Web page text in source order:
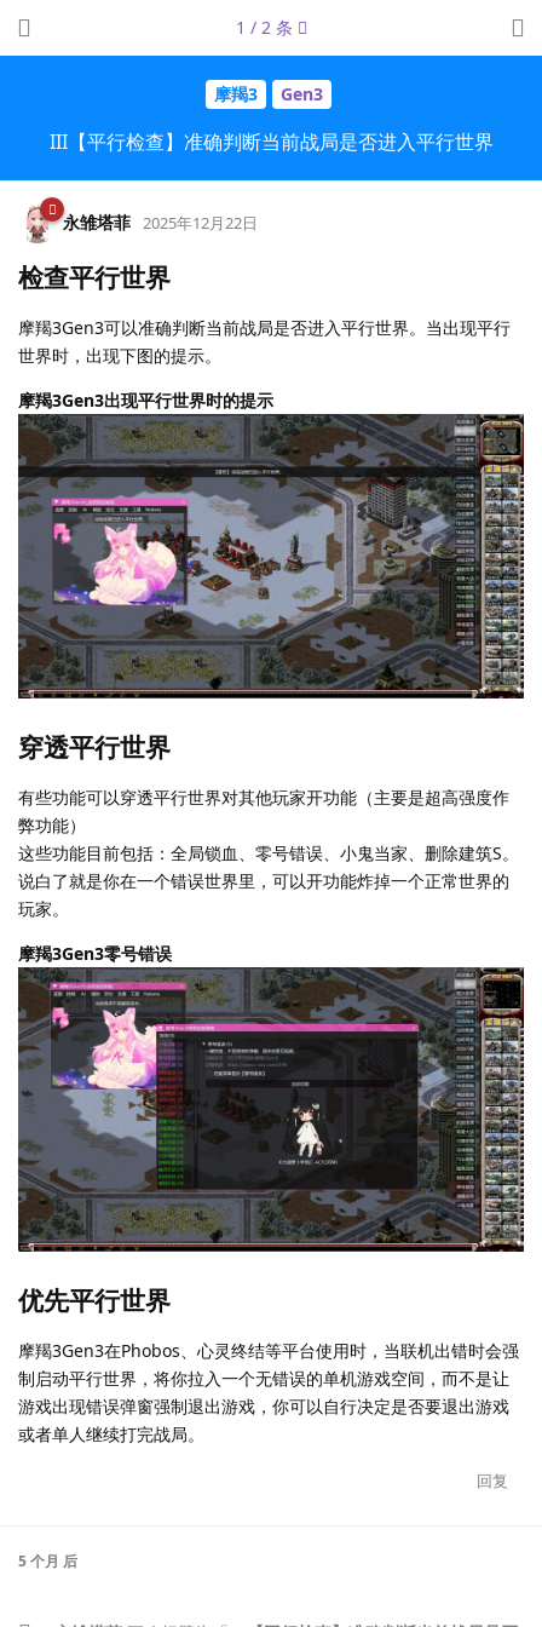
摩羯3 Gen3
III【平行检查】准确判断当前战局是否进入平行世界
1 / 2条
永雏塔菲 2025年12月22日
检查平行世界
摩羯3Gen3可以准确判断当前战局是否进入平行世界。当出现平行
世界时，出现下图的提示。
摩羯3Gen3出现平行世界时的提示
穿透平行世界
有些功能可以穿透平行世界对其他玩家开功能（主要是超高强度作
弊功能）
这些功能目前包括：全局锁血、零号错误、小鬼当家、删除建筑S。
说白了就是你在一个错误世界里，可以开功能炸掉一个正常世界的
玩家。
摩羯3Gen3零号错误
优先平行世界
摩羯3Gen3在Phobos、心灵终结等平台使用时，当联机出错时会强
制启动平行世界，将你拉入一个无错误的单机游戏空间，而不是让
游戏出现错误弹窗强制退出游戏，你可以自行决定是否要退出游戏
或者单人继续打完战局。
回复
5 个月 后